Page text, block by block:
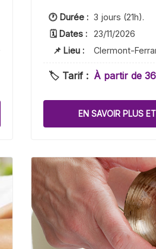
🕐 Durée : 3 jours (21h).
🗓 Dates :
23/11/2026
📌 Lieu :
Clermont-
🏷️ Tarif : À partir de
EN SAVOIR PLUS